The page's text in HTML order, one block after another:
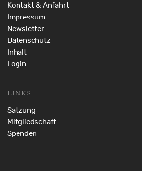
Kontakt & Anfahrt
Impressum
Newsletter
Datenschutz
Inhalt
Login
LINKS
Satzung
Mitgliedschaft
Spenden